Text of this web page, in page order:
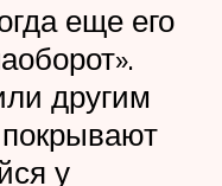
еще его
другим
у